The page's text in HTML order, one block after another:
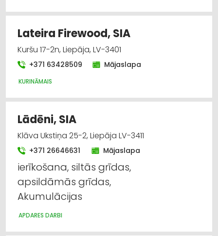
Lateira Firewood, SIA
Kuršu 17-2n, Liepāja, LV-3401
+371 63428509 Mājaslapa
KURINĀMAIS
Lādēni, SIA
Klāva Ukstiņa 25-2, Liepāja LV-3411
+371 26646631 Mājaslapa
ierīkošana, siltās grīdas,
apsildāmās grīdas,
Akumulācijas
APDARES DARBI